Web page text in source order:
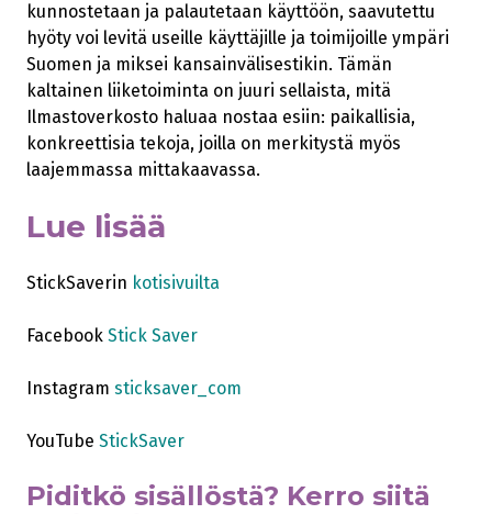
kunnostetaan ja palautetaan käyttöön, saavutettu
hyöty voi levitä useille käyttäjille ja toimijoille ympäri
Suomen ja miksei kansainvälisestikin. Tämän
kaltainen liiketoiminta on juuri sellaista, mitä
Ilmastoverkosto haluaa nostaa esiin: paikallisia,
konkreettisia tekoja, joilla on merkitystä myös
laajemmassa mittakaavassa.
Lue lisää
StickSaverin kotisivuilta
Facebook Stick Saver
Instagram sticksaver_com
YouTube StickSaver
Piditkö sisällöstä? Kerro siitä